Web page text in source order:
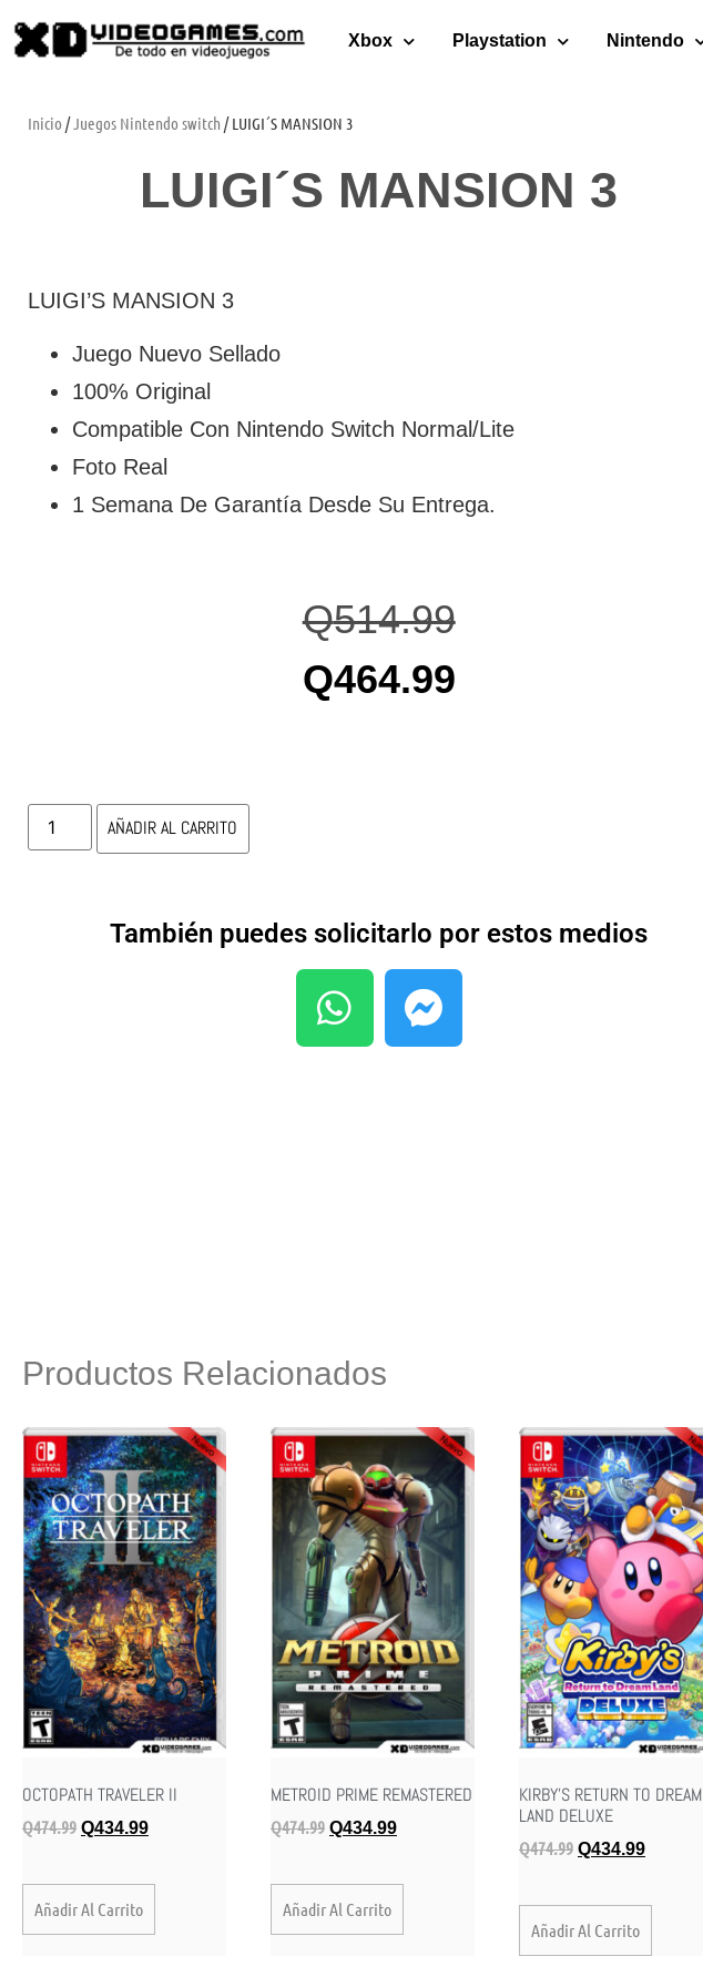
Xbox Playstation Nintendo
Inicio /Juegos Nintendo switch / LUIGI´S MANSION 3
LUIGI´S MANSION 3
LUIGI’S MANSION 3
Juego Nuevo Sellado
100% Original
Compatible Con Nintendo Switch Normal/Lite
Foto Real
1 Semana De Garantía Desde Su Entrega.
Q514.99
Q464.99
AÑADIR AL CARRITO
También puedes solicitarlo por estos medios
Productos Relacionados
OCTOPATH TRAVELER II
Q474.99 Q434.99
Añadir Al Carrito
METROID PRIME REMASTERED
Q474.99 Q434.99
Añadir Al Carrito
KIRBY’S RETURN TO DREAM
LAND DELUXE
Q474.99 Q434.99
Añadir Al Carrito